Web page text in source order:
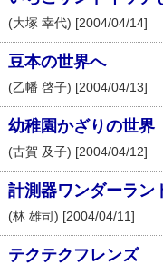
(大塚 幸代) [2004/04/14]
豆本の世界へ
(乙幡 啓子) [2004/04/13]
幼稚園かざりの世界
(古賀 及子) [2004/04/12]
計測器ワンダーラン
(林 雄司) [2004/04/11]
テクテクフレンズ